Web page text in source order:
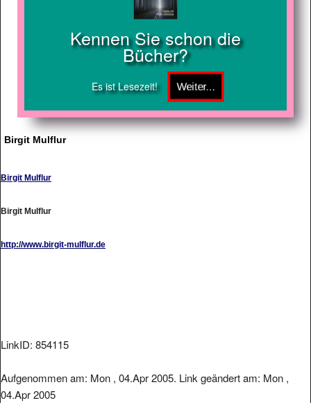
Kennen Sie schon die
Bücher?
Es ist Lesezeit!
Birgit Mulflur
Birgit Mulflur
Birgit Mulflur
http://www.birgit-mulflur.de
LinkID: 854115
Aufgenommen am: Mon , 04.Apr 2005. Link geändert am: Mon ,
04.Apr 2005